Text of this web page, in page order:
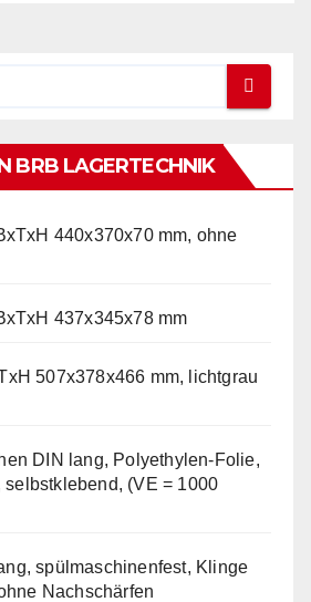
BRB LAGERTECHNIK
440x370x70 mm, ohne
437x345x78 mm
507x378x466 mm, lichtgrau
DIN lang, Polyethylen-Folie,
selbstklebend, (VE = 1000
spülmaschinenfest, Klinge
Nachschärfen